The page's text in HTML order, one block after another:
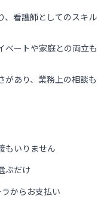
、看護師としてのスキル
ベートや家庭との両立も
があり、業務上の相談も
もいりません
ぶだけ
からお支払い